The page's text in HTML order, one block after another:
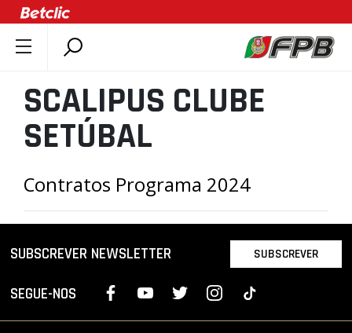
DOCUMENTOS
ÚLTIMAS
ASSOCIAÇÕES
CLUBES
AGENDA
SELEÇÕES
MINIBASQUETE
SCALIPUS CLUBE
SETÚBAL
Contratos Programa 2024
SUBSCREVER NEWSLETTER SUBSCREVER
SEGUE-NOS